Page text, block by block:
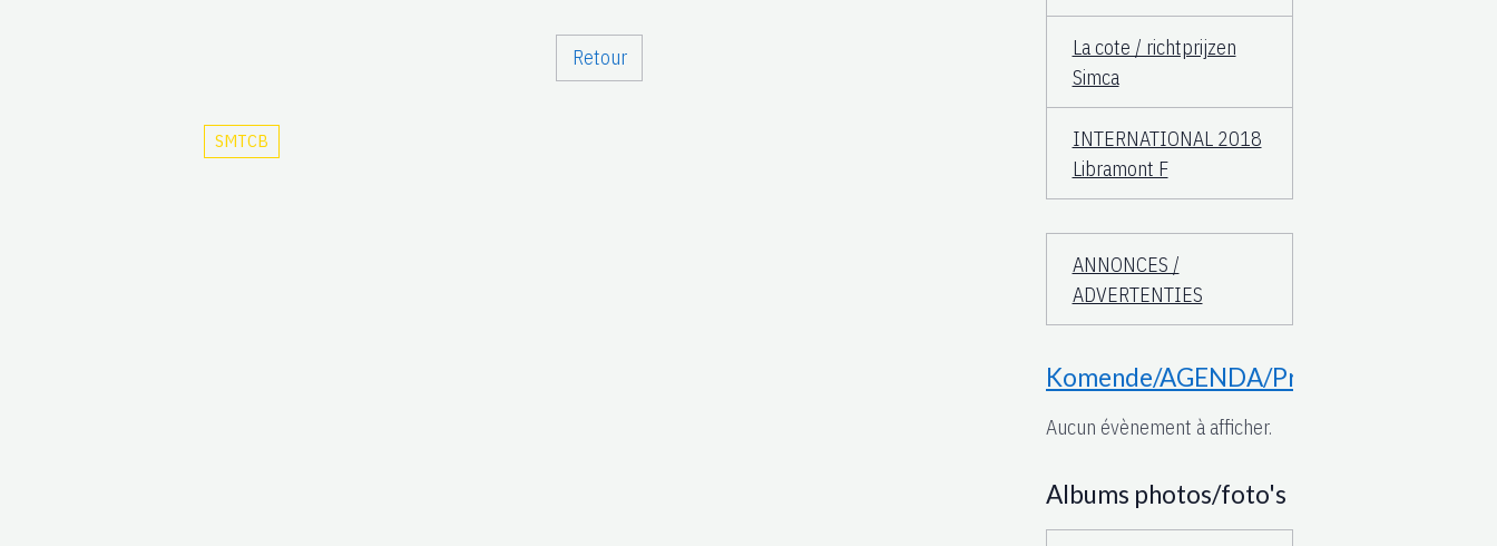
Retour
SMTCB
La cote / richtprijzen
Simca
INTERNATIONAL 2018
Libramont F
ANNONCES /
ADVERTENTIES
Komende/AGENDA/Proche
Aucun évènement à afficher.
Albums photos/foto's